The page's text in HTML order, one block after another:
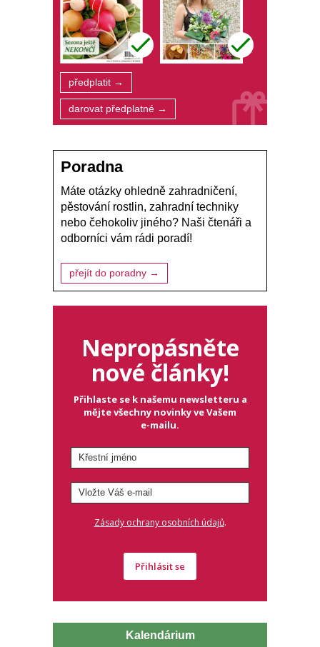
předplatit →
darovat předplatné →
Poradna
Máte otázky ohledně zahradničení,
pěstování rostlin, zahradní techniky
nebo čehokoliv jiného? Naši čtenáři a
odborníci vám rádi poradí!
přejít do poradny →
Nepropásněte
nové články!
Přihlaste se k našemu newsletteru a
mějte všechny novinky ve Vašem
e-mailu.
Zásady ochrany osobních údajů.
Přihlásit se
Kalendárium